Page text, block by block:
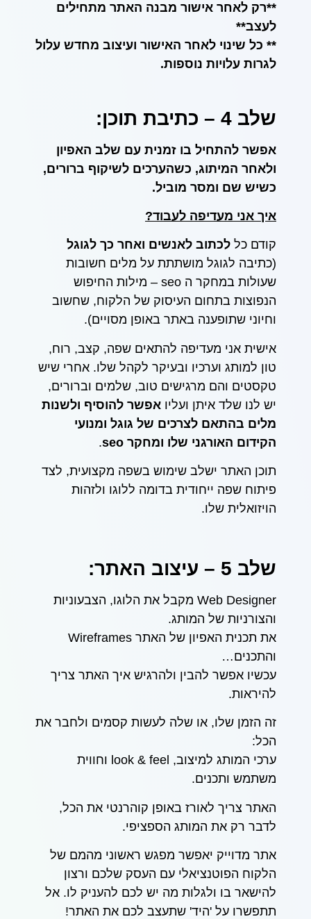
**רק לאחר אישור מבנה האתר מתחילים
לעצב**
** כל שינוי לאחר האישור ועיצוב מחדש עלול
לגרות עלויות נוספות.
שלב 4 – כתיבת תוכן:
אפשר להתחיל בו זמנית עם שלב האפיון
ולאחר המיתוג, כשהערכים לשיקוף ברורים,
כשיש שם ומסר מוביל.
איך אני מעדיפה לעבוד?
קודם כל לכתוב לאנשים ואחר כך לגוגל
(כתיבה לגוגל מושתתת על מלים חשובות
שעולות במחקר ה seo – מילות החיפוש
הנפוצות בתחום העיסוק של הלקוח, שחשוב
וחיוני שתופענה באתר באופן מסויים).
אישית אני מעדיפה להתאים שפה, קצב, רוח,
טון למותג וערכיו ובעיקר לקהל שלו. אחרי שיש
טקסטים והם מרגישים טוב, שלמים וברורים,
יש לנו שלד איתן ועליו אפשר להוסיף ולשנות
מלים בהתאם לצרכים של גוגל ומנועי
הקידום האורגני שלו ומחקר seo
.
תוכן האתר ישלב שימוש בשפה מקצועית, לצד
פיתוח שפה ייחודית בדומה ללוגו ולזהות
הויזואלית שלו.
שלב 5 – עיצוב האתר:
Web Designer מקבל את הלוגו, הצבעוניות
והצורניות של המותג.
את תכנית האפיון של האתר Wireframes
והתכנים…
עכשיו אפשר להבין ולהרגיש איך האתר צריך
להיראות.
זה הזמן שלו, או שלה לעשות קסמים ולחבר את
הכל:
ערכי המותג למיצוב, look & feel וחווית
משתמש ותכנים.
האתר צריך לאורז באופן קוהרנטי את הכל,
לדבר רק את המותג הספציפי.
אתר מדוייק יאפשר מפגש ראשוני מהמם של
הלקוח הפוטנציאלי עם העסק שלכם ורצון
להישאר בו ולגלות מה יש לכם להעניק לו. אל
תתפשרו על 'היד' שתעצב לכם את האתר!